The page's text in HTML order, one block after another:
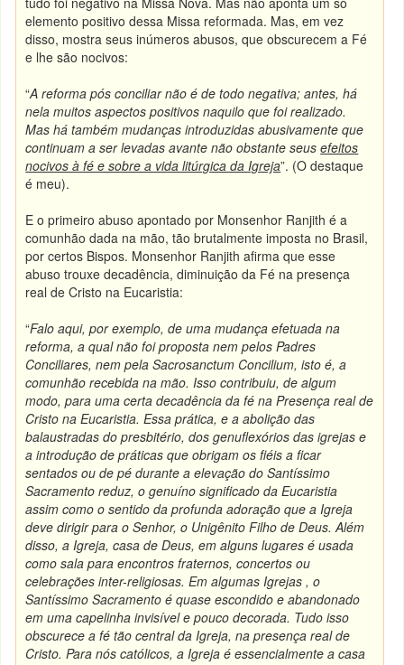
elemento positivo dessa Missa reformada. Mas, em vez
disso, mostra seus inúmeros abusos, que obscurecem a Fé
e lhe são nocivos:
“A reforma pós conciliar não é de todo negativa; antes, há
nela muitos aspectos positivos naquilo que foi realizado.
Mas há também mudanças introduzidas abusivamente que
continuam a ser levadas avante não obstante seusefeitos
nocivos à fé e sobre a vida litúrgica da Igreja”. (O destaque
é meu).
E o primeiro abuso apontado por Monsenhor Ranjith é a
comunhão dada na mão, tão brutalmente imposta no Brasil,
por certos Bispos. Monsenhor Ranjith afirma que esse
abuso trouxe decadência, diminuição da Fé na presença
real de Cristo na Eucaristia:
“Falo aqui, por exemplo, de uma mudança efetuada na
reforma, a qual não foi proposta nem pelos Padres
Conciliares, nem pela Sacrosanctum Concilium, isto é, a
comunhão recebida na mão. Isso contribuiu, de algum
modo, para uma certa decadência da fé na Presença real de
Cristo na Eucaristia. Essa prática, e a abolição das
balaustradas do presbitério, dos genuflexórios das igrejas e
a introdução de práticas que obrigam os fiéis a ficar
sentados ou de pé durante a elevação do Santíssimo
Sacramento reduz, o genuíno significado da Eucaristia
assim como o sentido da profunda adoração que a Igreja
deve dirigir para o Senhor, o Unigênito Filho de Deus. Além
disso, a Igreja, casa de Deus, em alguns lugares é usada
como sala para encontros fraternos, concertos ou
celebrações inter-religiosas. Em algumas Igrejas , o
Santíssimo Sacramento é quase escondido e abandonado
em uma capelinha invisível e pouco decorada. Tudo isso
obscurece a fé tão central da Igreja, na presença real de
Cristo. Para nós católicos, a Igreja é essencialmente a casa